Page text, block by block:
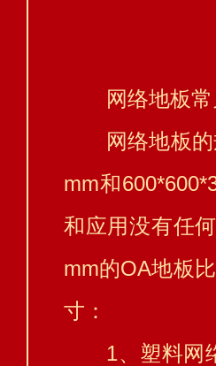
网络地板
网络地板
mm和
和应用没有任
mm的OA地板
寸：
1、塑料网